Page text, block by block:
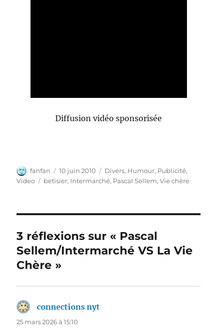
Diffusion vidéo sponsorisée
Auteur
fanfan
Publié
le
10 juin 2010 Catégories
Divers, Humour, Publicité,
Video
Étiquettes
betisier, Intermarché, Pascal Sellem,Vie chère
3 réflexions sur « Pascal
Sellem/Intermarché VS La Vie
Chère »
connections nyt
25 mars 2026 à 15:10